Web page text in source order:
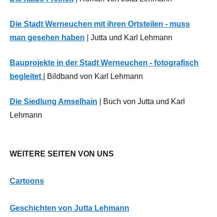
Die Stadt Werneuchen mit ihren Ortsteilen - muss
man gesehen haben | Jutta und Karl Lehmann
Bauprojekte in der Stadt Werneuchen - fotografisch
begleitet
| Bildband von Karl Lehmann
Die Siedlung Amselhain | Buch von Jutta und Karl
Lehmann
WEITERE SEITEN VON UNS
Cartoons
Geschichten von Jutta Lehmann